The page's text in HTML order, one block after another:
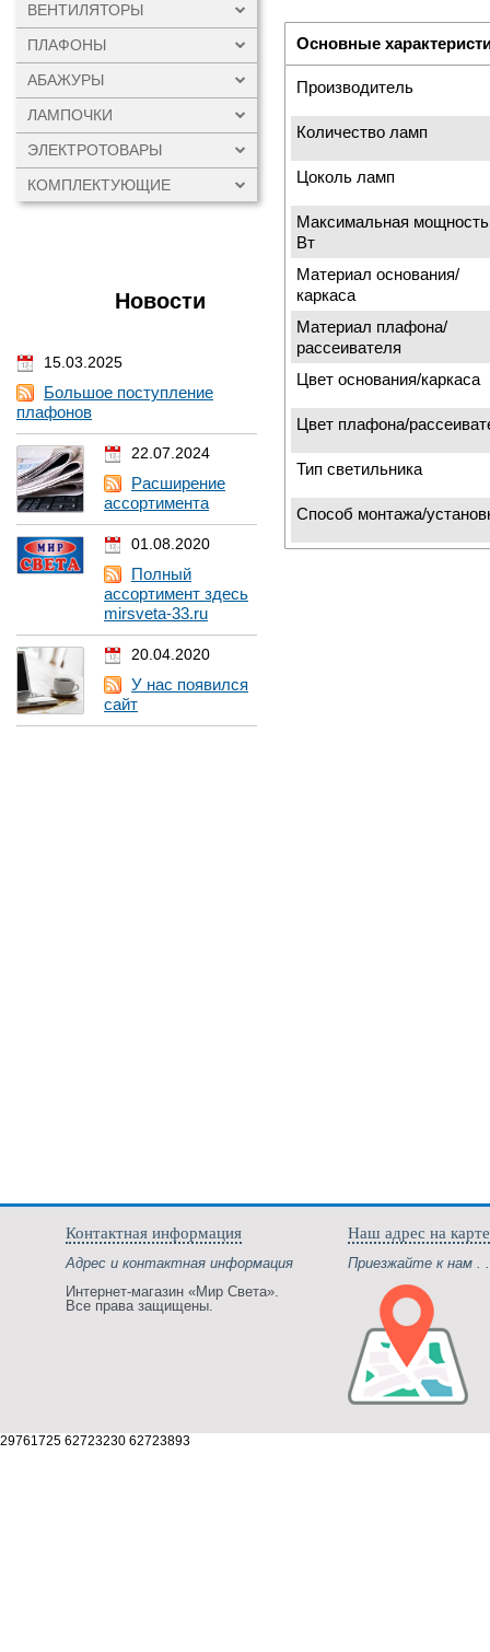
ВЕНТИЛЯТОРЫ
ПЛАФОНЫ
АБАЖУРЫ
ЛАМПОЧКИ
ЭЛЕКТРОТОВАРЫ
КОМПЛЕКТУЮЩИЕ
Новости
15.03.2025
Большое поступление
плафонов
22.07.2024
Расширение
ассортимента
01.08.2020
Полный
ассортимент здесь
mirsveta-33.ru
20.04.2020
У нас появился
сайт
Основные
Производитель
Количество ламп
Цоколь ламп
Максимальная
Вт
Материал основания/
каркаса
Материал плафона/
рассеивателя
Цвет основания/каркаса
Цвет плафона/
Тип светильника
Способ монтажа/
Контактная информация
Адрес и контактная информация
Интернет-магазин «Мир Света».
Все права защищены.
Наш адрес на карте
Приезжайте к нам .
29761725 62723230 62723893